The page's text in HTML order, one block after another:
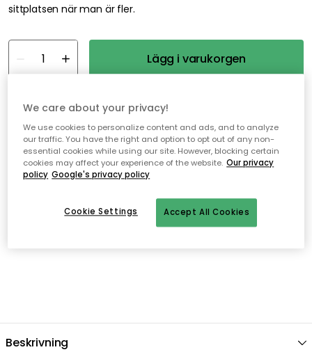
sittplatsen när man är fler.
Lägg i varukorgen
Fri frakt över 499 kr*
Snabba och flexibla leveranser
Beskrivning
We care about your privacy!
We use cookies to personalize content and ads, and to analyze
our traffic. You have the right and option to opt out of any non-
essential cookies while using our site. However, blocking certain
cookies may affect your experience of the website. Our privacy
policy Google's privacy policy
Accept All Cookies
Cookie Settings